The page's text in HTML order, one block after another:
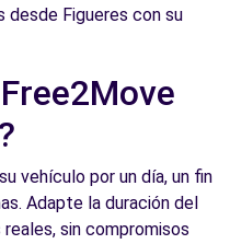
Figueres con su
vehículo por un día, un fin
Adapte la duración del
sin compromisos